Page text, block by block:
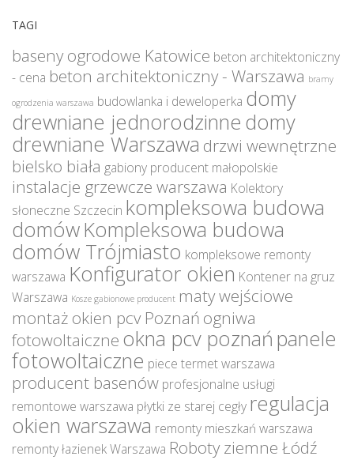
TAGI
baseny ogrodowe Katowice beton architektoniczny
- cena beton architektoniczny - Warszawa bramy
ogrodzenia warszawa budowlanka i deweloperka domy
drewniane jednorodzinne domy
drewniane Warszawa drzwi wewnętrzne
bielsko biała gabiony producent małopolskie
instalacje grzewcze warszawa Kolektory
słoneczne Szczecin kompleksowa budowa
domówKompleksowa budowa
domów Trójmiasto kompleksowe remonty
warszawa Konfigurator okien Kontener na gruz
Warszawa Kosze gabionowe producent maty wejściowe
montaż okien pcv Poznań ogniwa
fotowoltaiczne okna pcv poznań panele
fotowoltaiczne piece termet warszawa
producent basenów profesjonalne usługi
remontowe warszawa płytki ze starej cegły regulacja
okien warszawa remonty mieszkań warszawa
remonty łazienek Warszawa Roboty ziemne Łódź